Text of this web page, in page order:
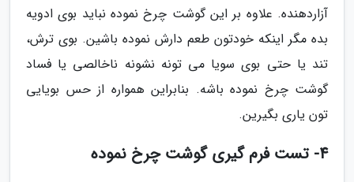
آزاردهنده. علاوه بر این گوشت چرخ نموده نباید بوی ادویه
بده مگر اینکه خودتون طعم دارش نموده باشین. بوی ترش،
تند یا حتی بوی سویا می تونه نشونه ناخالصی یا فساد
گوشت چرخ نموده باشه. بنابراین همواره از حس بویایی
تون یاری بگیرین.
4- تست فرم گیری گوشت چرخ نموده